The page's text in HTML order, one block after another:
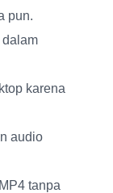
pun.
dalam
karena
audio
tanpa